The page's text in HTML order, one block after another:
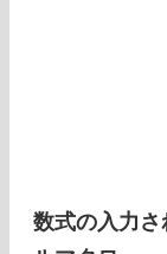
数式の入力